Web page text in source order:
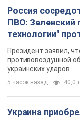
Россия
ПВО: Зеленский
технологии"
Президент заявил,
противовоздушной
украинских ударов
5 часов назад 40,0 т.
Украина